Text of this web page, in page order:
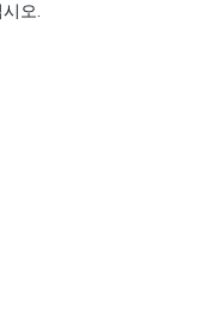
오.